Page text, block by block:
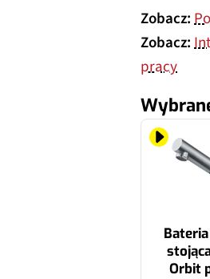
Zobacz:
Zobacz:
pracy
Orbit